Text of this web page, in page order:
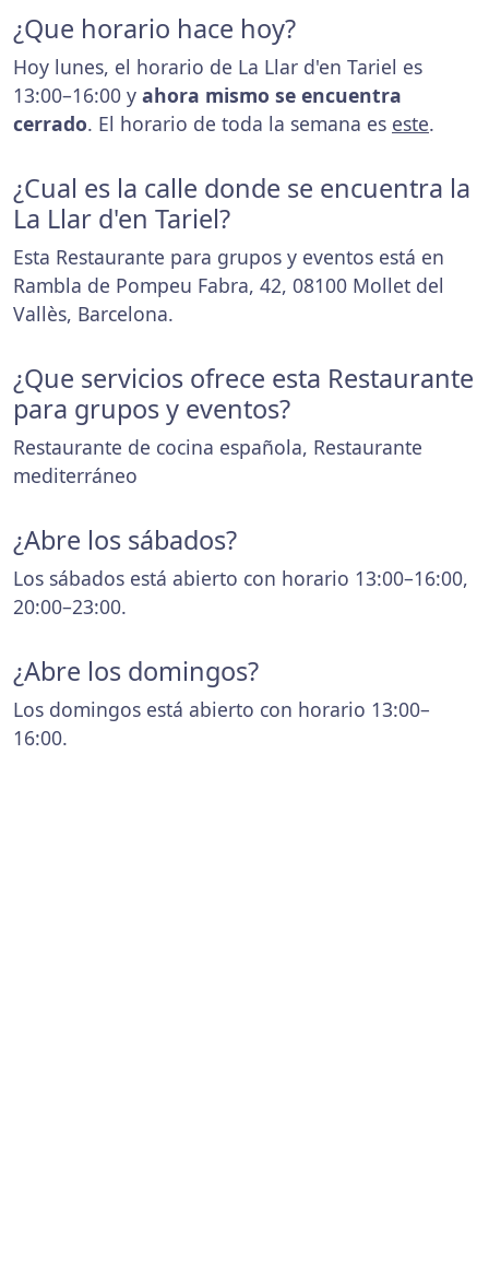
¿Que horario hace hoy?
Hoy lunes, el horario de La Llar d'en Tariel es
13:00–16:00 y ahora mismo se encuentra
cerrado. El horario de toda la semana es este.
¿Cual es la calle donde se encuentra la
La Llar d'en Tariel?
Esta Restaurante para grupos y eventos está en
Rambla de Pompeu Fabra, 42, 08100 Mollet del
Vallès, Barcelona.
¿Que servicios ofrece esta Restaurante
para grupos y eventos?
Restaurante de cocina española, Restaurante
mediterráneo
¿Abre los sábados?
Los sábados está abierto con horario 13:00–16:00,
20:00–23:00.
¿Abre los domingos?
Los domingos está abierto con horario 13:00–
16:00.